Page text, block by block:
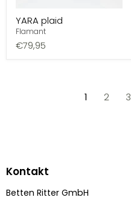
YARA plaid
Flamant
€79,95
1 2 3
Kontakt
Betten Ritter GmbH